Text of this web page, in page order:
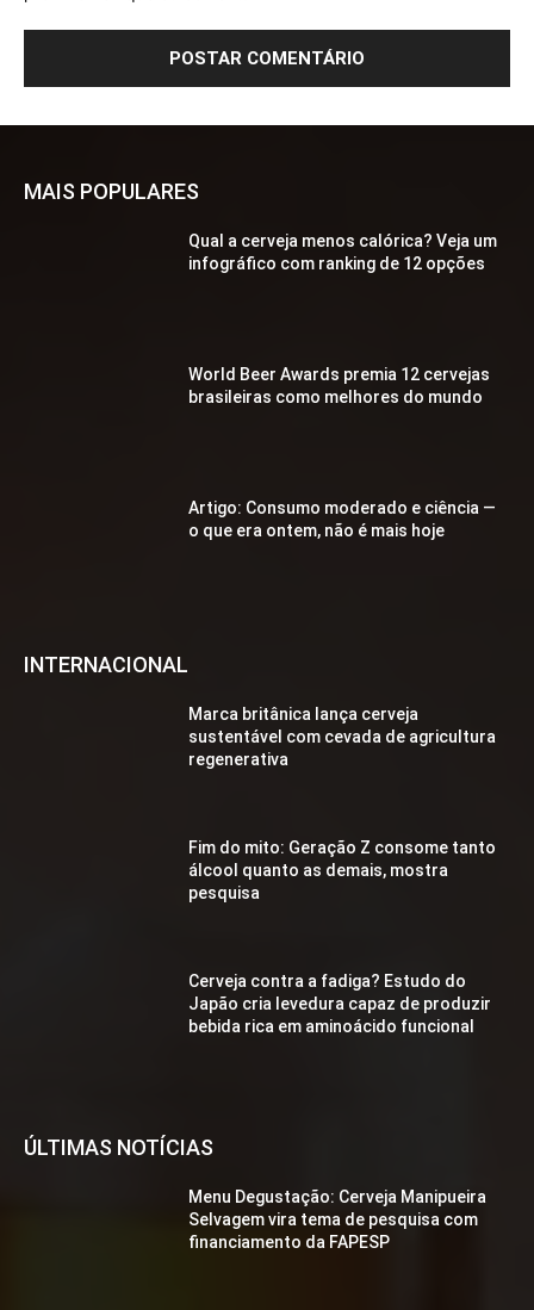
MAIS POPULARES
Qual a cerveja menos calórica? Veja um
infográfico com ranking de 12 opções
World Beer Awards premia 12 cervejas
brasileiras como melhores do mundo
Artigo: Consumo moderado e ciência —
o que era ontem, não é mais hoje
INTERNACIONAL
Marca britânica lança cerveja
sustentável com cevada de agricultura
regenerativa
Fim do mito: Geração Z consome tanto
álcool quanto as demais, mostra
pesquisa
Cerveja contra a fadiga? Estudo do
Japão cria levedura capaz de produzir
bebida rica em aminoácido funcional
ÚLTIMAS NOTÍCIAS
Menu Degustação: Cerveja Manipueira
Selvagem vira tema de pesquisa com
financiamento da FAPESP